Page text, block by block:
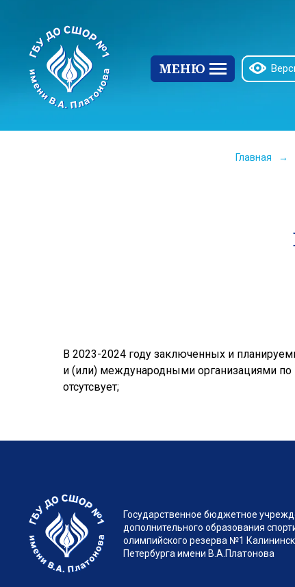
МЕНЮ
Главная →
В 2023-2024 году заключенных и
и (или) международными организациями по
отсутсвует;
Государственное бюджетное
дополнительного образования
олимпийского резерва №1
Петербурга имени В.А.Платонова